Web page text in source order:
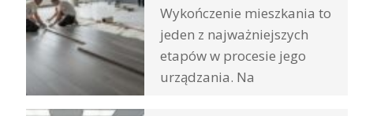
Wykończenie mieszkania to
jeden z najważniejszych
etapów w procesie jego
urządzania. Na